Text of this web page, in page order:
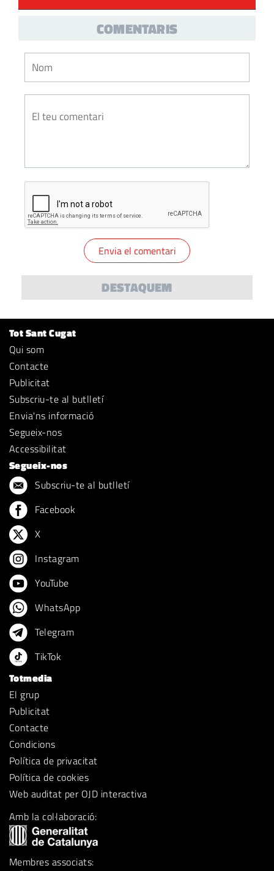
COMENTARIS
DESTAQUEM
Tot Sant Cugat
Qui som
Contacte
Publicitat
Subscriu-te al butlletí
Envia'ns informació
Segueix-nos
Accessibilitat
Segueix-nos
Subscriu-te al butlletí
Facebook
X
Instagram
YouTube
WhatsApp
Telegram
TikTok
Totmedia
El grup
Publicitat
Contacte
Condicions
Política de privacitat
Política de cookies
Web auditat per OJD interactiva
Amb la col·laboració:
Membres associats: